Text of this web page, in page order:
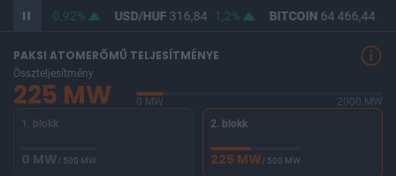
365,04 0,92% USD/HUF316,84 1,2% BITCOIN64 466,44
PAKSI ATOMERŐMŰ TELJESÍTMÉNYE
Összteljesítmény
225 MW 0 MW
2000 MW
1. blokk
0 MW/ 500 MW
2. blokk
225 MW/ 500 MW